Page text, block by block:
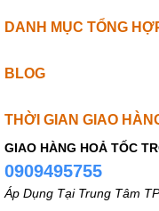
DANH MỤC TỔNG
BLOG
THỜI GIAN GIAO
GIAO HÀNG HOẢ TỐC
0909495755
Áp Dụng Tại Trung Tâm